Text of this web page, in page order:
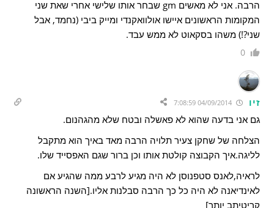
הרבה. אני לא מאשים gm שבחר אותו שלישי אחרי שאת שני
המקומות הראשונים איישו אולוואקנדי ומייק ביבי (נחמד, אבל
שני?!) משהו בסקאוט לא ממש עבד.
0
זיו
גם אני בדעה שהוא לא פאשלה ובטח שלא מהגהנום.
הצלחה של שחקן צעיר תלויה הרבה מאד באיך הוא מתקבל
לליגה.איך הקבוצה קולטת אותו וכן ברור שגם האפסייד שלו.
לראיה,לאנס סטפנוסן לא היה מגיע לרבע ממה שהגיע אם
לאינדיאנה לא היה כל כך הרבה סבלנות אליו.[השנה הראשונה
קריטיתב יותר]